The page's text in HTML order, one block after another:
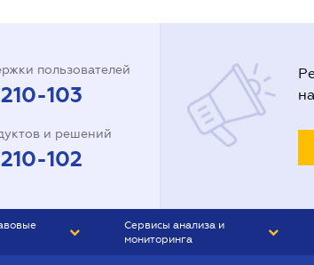
пользователей
103
и решений
102
на
Сервисы анализа и
мониторинга